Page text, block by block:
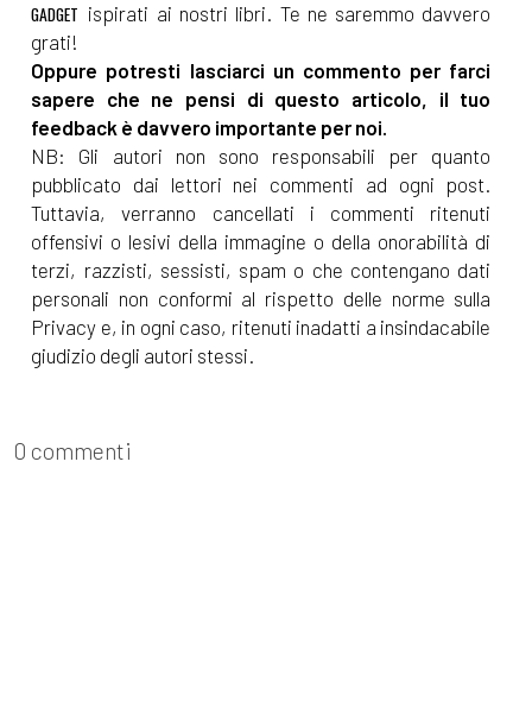
GADGET ispirati ai nostri libri. Te ne saremmo davvero
grati!
Oppure potresti lasciarci un commento per farci
sapere che ne pensi di questo articolo, il tuo
feedback è davvero importante per noi.
NB: Gli autori non sono responsabili per quanto
pubblicato dai lettori nei commenti ad ogni post.
Tuttavia, verranno cancellati i commenti ritenuti
offensivi o lesivi della immagine o della onorabilità di
terzi, razzisti, sessisti, spam o che contengano dati
personali non conformi al rispetto delle norme sulla
Privacy e, in ogni caso, ritenuti inadatti a insindacabile
giudizio degli autori stessi.
0 commenti